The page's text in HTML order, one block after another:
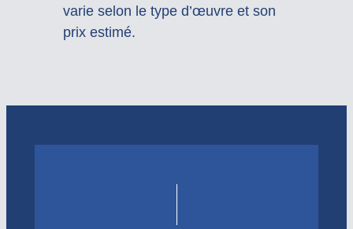
varie selon le type d’œuvre et son
prix estimé.